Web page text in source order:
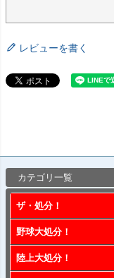
レビューを書く
カテゴリ一覧
ザ・処分！
野球大処分！
陸上大処分！